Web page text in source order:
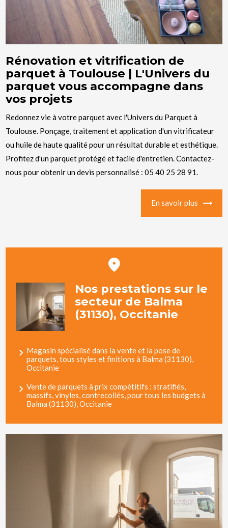
Rénovation et vitrification de
parquet à Toulouse | L'Univers du
parquet vous accompagne dans
vos projets
Redonnez vie à votre parquet avec l'Univers du Parquet à
Toulouse. Ponçage, traitement et application d'un vitrificateur
ou huile de haute qualité pour un résultat durable et esthétique.
Profitez d'un parquet protégé et facile d'entretien. Contactez-
nous pour obtenir un devis personnalisé : 05 40 25 28 91.
En savoir plus
Nos prestations sur le
secteur de Balma
(31130), Occitanie
Magasin spécialisé dans la vente et la pose de
parquets, tous styles et finitions à Balma (31130),
Occitanie
Vente de parquets à prix compétitifs : stratifiés,
massifs, vinyles, contrecollés, pour tous les budgets à
Balma (31130), Occitanie